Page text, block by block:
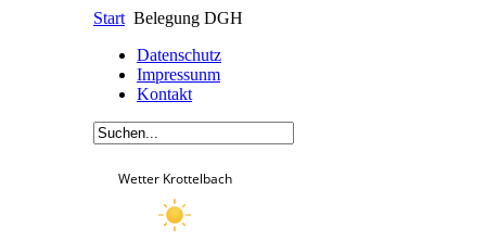
Start Belegung DGH
Datenschutz
Impressunm
Kontakt
Wetter Krottelbach